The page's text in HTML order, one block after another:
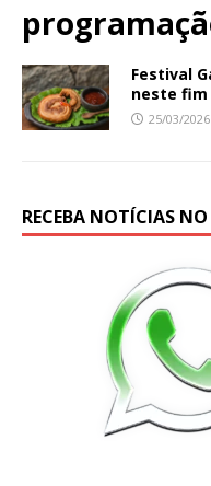
Festival
neste fim
25/03/2026
RECEBA NOTÍCIAS